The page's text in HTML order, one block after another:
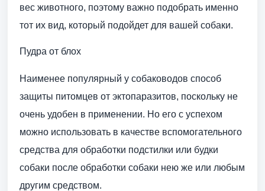
вес животного, поэтому важно подобрать именно
тот их вид, который подойдет для вашей собаки.
Пудра от блох
Наименее популярный у собаководов способ
защиты питомцев от эктопаразитов, поскольку не
очень удобен в применении. Но его с успехом
можно использовать в качестве вспомогательного
средства для обработки подстилки или будки
собаки после обработки собаки нею же или любым
другим средством.